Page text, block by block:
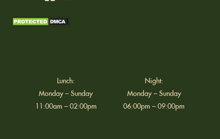
Lunch:
Monday – Sunday
11:00am – 02:00pm
Night:
Monday – Sunday
06:00pm – 09:00pm